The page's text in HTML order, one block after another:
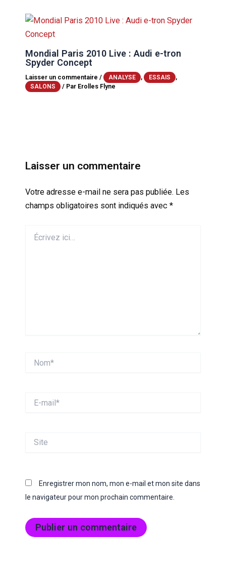
Mondial Paris 2010 Live : Audi e-tron
Spyder Concept
Laisser un commentaire / ANALYSE , ESSAIS ,
SALONS / Par Erolles Flyne
Laisser un commentaire
Votre adresse e-mail ne sera pas publiée. Les
champs obligatoires sont indiqués avec *
ici…
mail*
Enregistrer mon nom, mon e-mail et mon site dans
le navigateur pour mon prochain commentaire.